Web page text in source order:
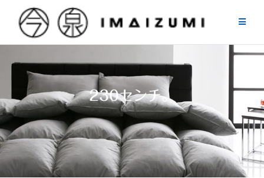
content
230センチ。